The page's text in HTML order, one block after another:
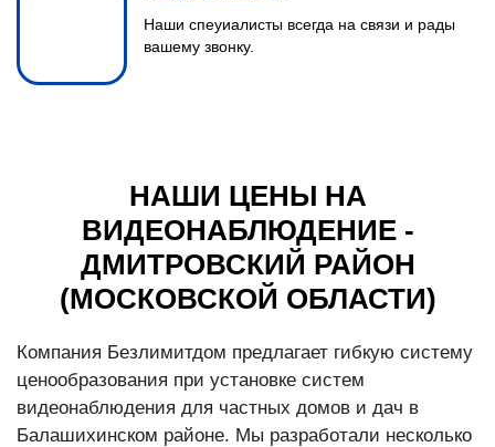
Наши спеуиалисты всегда на связи и рады
вашему звонку.
НАШИ ЦЕНЫ НА
ВИДЕОНАБЛЮДЕНИЕ -
ДМИТРОВСКИЙ РАЙОН
(МОСКОВСКОЙ ОБЛАСТИ)
Компания Безлимитдом предлагает гибкую систему
ценообразования при установке систем
видеонаблюдения для частных домов и дач в
Балашихинском районе. Мы разработали несколько